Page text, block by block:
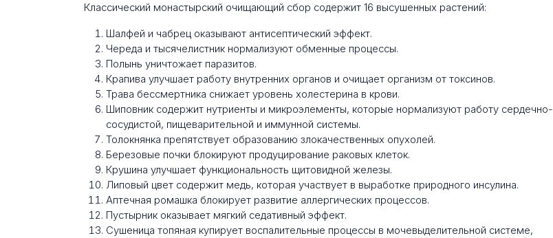
Классический монастырский очищающий сбор содержит 16 высушенных растений:
Шалфей и чабрец оказывают антисептический эффект.
Череда и тысячелистник нормализуют обменные процессы.
Полынь уничтожает паразитов.
Крапива улучшает работу внутренних органов и очищает организм от токсинов.
Трава бессмертника снижает уровень холестерина в крови.
Шиповник содержит нутриенты и микроэлементы, которые нормализуют работу сердечно-
сосудистой, пищеварительной и иммунной системы.
Толокнянка препятствует образованию злокачественных опухолей.
Березовые почки блокируют продуцирование раковых клеток.
Крушина улучшает функциональность щитовидной железы.
Липовый цвет содержит медь, которая участвует в выработке природного инсулина.
Аптечная ромашка блокирует развитие аллергических процессов.
Пустырник оказывает мягкий седативный эффект.
Сушеница топяная купирует воспалительные процессы в мочевыделительной системе,